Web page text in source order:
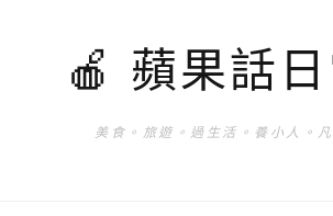
🍎 蘋果話
美食。旅遊。過生活。養小人。